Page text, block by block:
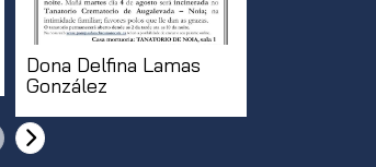
Dona Delfina Lamas
González
AnteriorSiguiente